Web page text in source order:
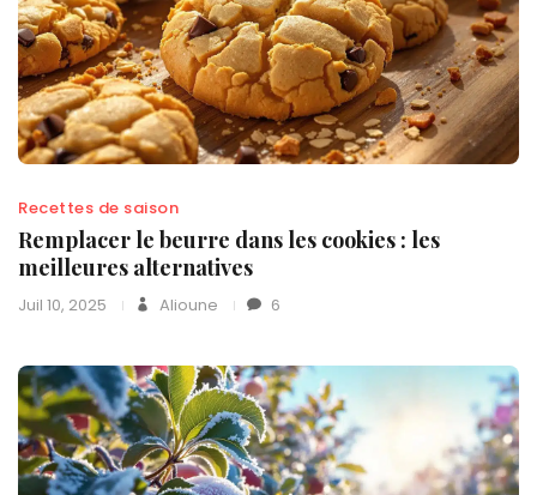
Recettes de saison
Remplacer le beurre dans les cookies : les
meilleures alternatives
Juil 10, 2025 Alioune 6